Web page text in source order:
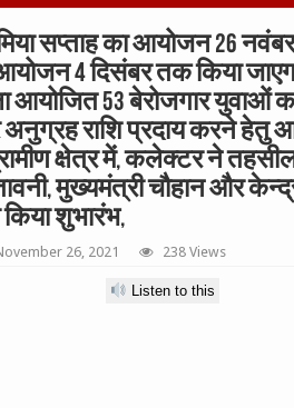
सप्ताह का आयोजन 26
4 दिसंबर तक किया
आयोजित 53 बेरोजगार युवाओं
अनुग्रह राशि प्रदाय करने हेतु
क्षेत्र में, कलेक्टर ने
मुख्यमंत्री चौहान और
किया शुभारंभ,
26, 2021 238 Views
Listen to this